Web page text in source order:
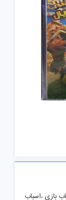
بازی،اسباب